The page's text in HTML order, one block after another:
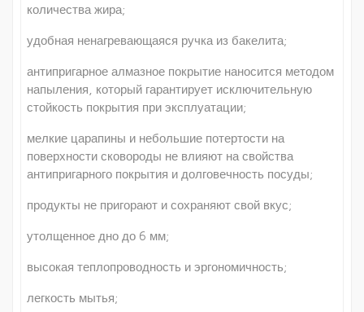
количества жира;
удобная ненагревающаяся ручка из бакелита;
антипригарное алмазное покрытие наносится методом
напыления, который гарантирует исключительную
стойкость покрытия при эксплуатации;
мелкие царапины и небольшие потертости на
поверхности сковороды не влияют на свойства
антипригарного покрытия и долговечность посуды;
продукты не пригорают и сохраняют свой вкус;
утолщенное дно до 6 мм;
высокая теплопроводность и эргономичность;
легкость мытья;